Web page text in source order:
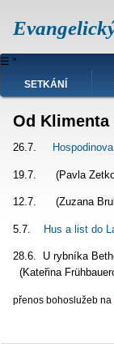
Hlavní
navigace
☰ ˟
SETKÁNÍ
Od Klimenta
26.7.
19.7. (Pavla
12.7. (Zuzana
5.7. Hus a list do
28.6. U
(Kateřina
přenos bohoslužeb na